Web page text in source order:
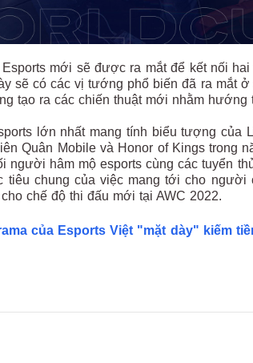
Esports mới sẽ được ra mắt để kết nối
sẽ có các vị tướng phổ biến đã ra mắt
tạo ra các chiến thuật mới nhằm hướng
lớn nhất mang tính biểu tượng của
Quân Mobile và Honor of Kings trong
người hâm mộ esports cùng các tuyển
tiêu chung của việc mang tới cho
chế độ thi đấu mới tại AWC 2022.
của Esports Việt "mặt dày" kiếm